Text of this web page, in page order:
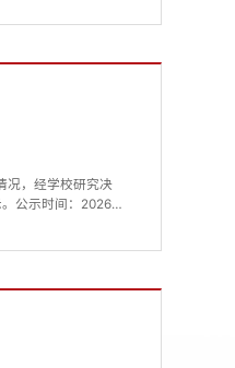
况，经学校研究决
公示时间：2026年2